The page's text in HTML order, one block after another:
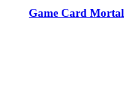
Game Card